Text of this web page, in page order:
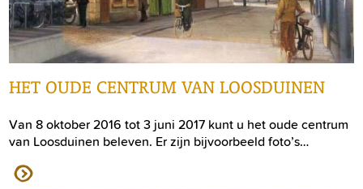
HET OUDE CENTRUM VAN LOOSDUINEN
Van 8 oktober 2016 tot 3 juni 2017 kunt u het oude centrum
van Loosduinen beleven. Er zijn bijvoorbeeld foto’s…